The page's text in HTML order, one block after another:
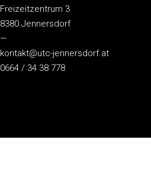
Freizeitzentrum 3
8380 Jennersdorf
—
kontakt@utc-jennersdorf.at
0664 / 34 38 778